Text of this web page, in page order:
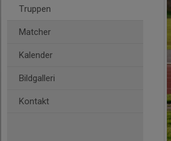
Truppen
Matcher
Kalender
Bildgalleri
Kontakt